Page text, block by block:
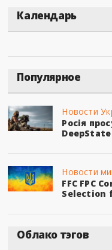
Календарь
Популярное
Новости
Росія
Новости
FFC FPC
Selection
Облако тэгов